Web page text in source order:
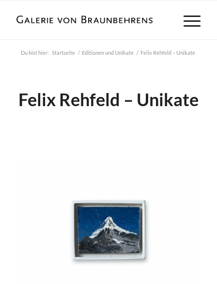
Du bist hier: Startseite / Editionen und Unikate / Felix Rehfeld – Unikate
Felix Rehfeld – Unikate